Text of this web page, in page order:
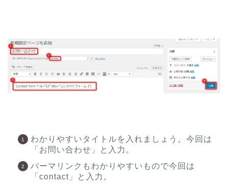
わかりやすいタイトルを入れましょう。今回は
「お問い合わせ」と入力。
パーマリンクもわかりやすいもので今回は
「contact」と入力。